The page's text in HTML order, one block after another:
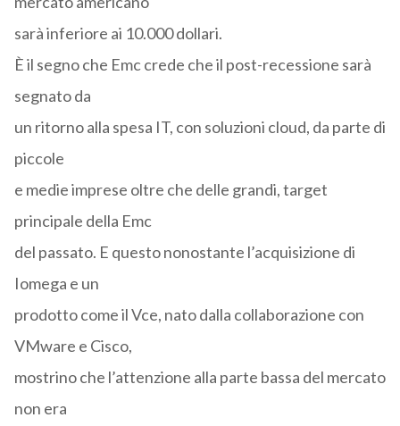
sarà inferiore ai 10.000 dollari.
È il segno che Emc crede che il post-recessione sarà
segnato da
un ritorno alla spesa IT, con soluzioni cloud, da parte di
piccole
e medie imprese oltre che delle grandi, target
principale della Emc
del passato. E questo nonostante l’acquisizione di
Iomega e un
prodotto come il Vce, nato dalla collaborazione con
VMware e Cisco,
mostrino che l’attenzione alla parte bassa del mercato
non era